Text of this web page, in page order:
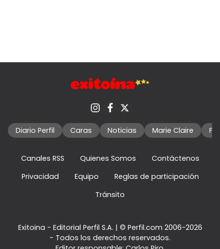
Diario Perfil Caras Noticias Marie Claire
Canales RSS Quienes Somos
Contáctenos
Privacidad
Equipo
Reglas de participación
Tránsito
Exitoina - Editorial Perfil S.A. | © Perfil.com 2006-2026
- Todos los derechos reservados.